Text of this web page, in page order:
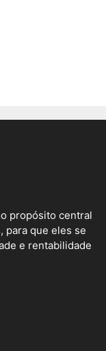
propósito central
para que eles se
e rentabilidade